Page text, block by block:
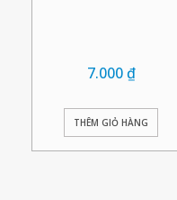
7.000₫
THÊM GIỎ HÀNG